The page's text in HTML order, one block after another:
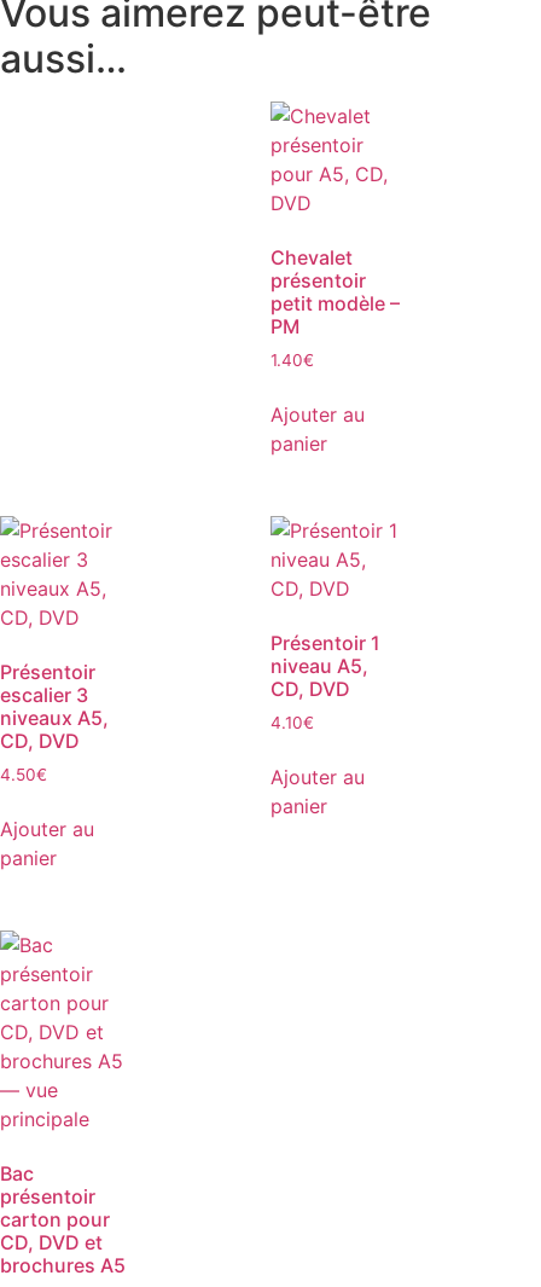
Vous aimerez peut-être
aussi…
Chevalet
présentoir
petit modèle –
PM
1.40€
Ajouter au
panier
Présentoir
escalier 3
niveaux A5,
CD, DVD
4.50€
Ajouter au
panier
Présentoir 1
niveau A5,
CD, DVD
4.10€
Ajouter au
panier
Bac
présentoir
carton pour
CD, DVD et
brochures A5